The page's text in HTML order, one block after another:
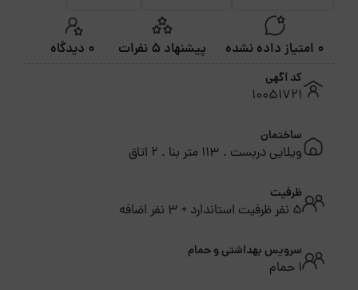
0 امتیاز داده نشده پیشنهاد 5 نفرات 0 دیدگاه
کد آگهی
10051721
ساختمان
ویلایی دربست . 113 متر بنا . 2 اتاق
ظرفیت
5 نفر ظرفیت استاندارد + 3 نفر اضافه
سرویس بهداشتی و حمام
1 حمام